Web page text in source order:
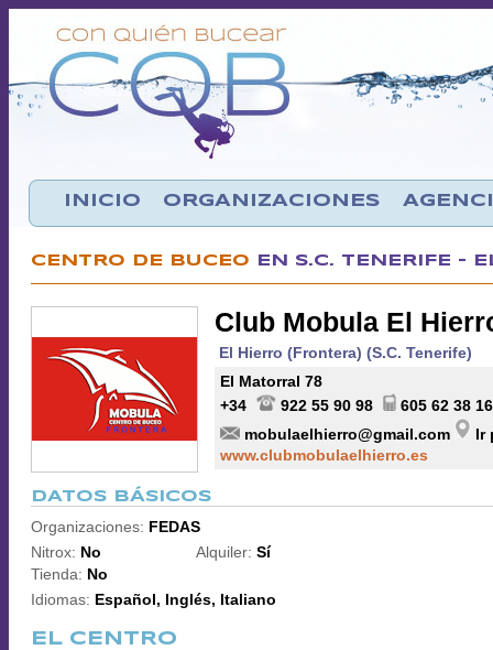
INICIO ORGANIZACIONES
CENTRO DE BUCEO EN S.C. TENERIFE -
Club Mobula El
El Hierro (Frontera) (S.C. Tenerife)
El Matorral 78
+34
922 55 90 98
605 62 38 16
mobulaelhierro@gmail.com
Ir
www.clubmobulaelhierro.es
DATOS BÁSICOS
Organizaciones: FEDAS
Nitrox: No
Tienda: No
Alquiler: Sí
Idiomas: Español, Inglés, Italiano
EL CENTRO